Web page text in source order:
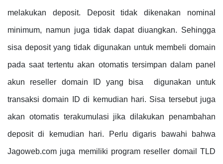
melakukan deposit. Deposit tidak dikenakan nominal
minimum, namun juga tidak dapat diuangkan. Sehingga
sisa deposit yang tidak digunakan untuk membeli domain
pada saat tertentu akan otomatis tersimpan dalam panel
akun reseller domain ID yang bisa digunakan untuk
transaksi domain ID di kemudian hari. Sisa tersebut juga
akan otomatis terakumulasi jika dilakukan penambahan
deposit di kemudian hari. Perlu digaris bawahi bahwa
Jagoweb.com juga memiliki program reseller domail TLD